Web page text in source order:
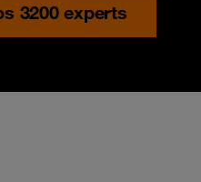
3200 experts